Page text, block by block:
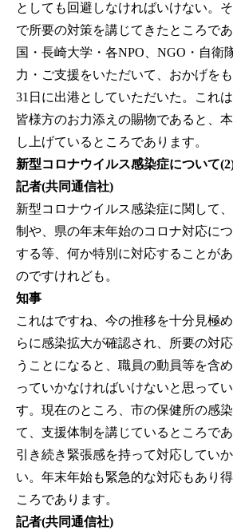
としても回避しなければいけない。
で所要の対策を講じてきたところで
国・長崎大学・各NPO、NGO・自衛
力・ご支援をいただいて、おかげを
31日に出港としていただいた。これ
皆様方のお力添えの賜物であると、
し上げているところであります。
新型コロナウイルス感染症について
記者(共同通信社)
新型コロナウイルス感染症に関して
制や、県の年末年始のコロナ対応に
する等、何か特別に対応することが
のですけれども。
知事
これはですね、今の推移を十分見極
らに感染拡大が確認され、所要の対
うことになると、職員の動員等を含
っていかなければいけないと思って
す。現在のところ、市の保健所の感
て、支援体制を講じているところであ
引き続き緊張感を持って対応してい
い。年末年始も緊急的な対応もあり
ころであります。
記者(共同通信社)